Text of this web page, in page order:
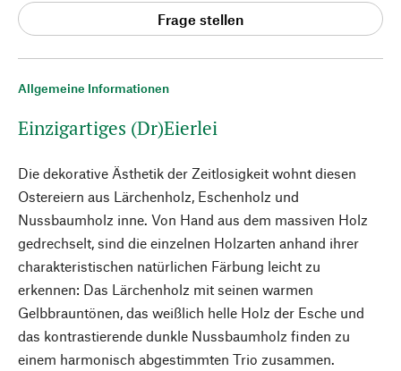
Allgemeine Informationen
Einzigartiges (Dr)Eierlei
Die dekorative Ästhetik der Zeitlosigkeit wohnt diesen
Ostereiern aus Lärchenholz, Eschenholz und
Nussbaumholz inne. Von Hand aus dem massiven Holz
gedrechselt, sind die einzelnen Holzarten anhand ihrer
charakteristischen natürlichen Färbung leicht zu
erkennen: Das Lärchenholz mit seinen warmen
Gelbbrauntönen, das weißlich helle Holz der Esche und
das kontrastierende dunkle Nussbaumholz finden zu
einem harmonisch abgestimmten Trio zusammen.
Frage stellen